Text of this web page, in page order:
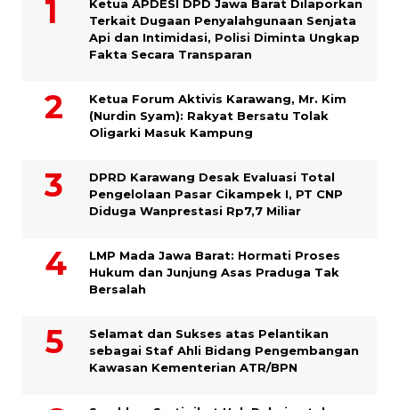
Ketua APDESI DPD Jawa Barat Dilaporkan
Terkait Dugaan Penyalahgunaan Senjata
Api dan Intimidasi, Polisi Diminta Ungkap
Fakta Secara Transparan
Ketua Forum Aktivis Karawang, Mr. Kim
(Nurdin Syam): Rakyat Bersatu Tolak
Oligarki Masuk Kampung
DPRD Karawang Desak Evaluasi Total
Pengelolaan Pasar Cikampek I, PT CNP
Diduga Wanprestasi Rp7,7 Miliar
LMP Mada Jawa Barat: Hormati Proses
Hukum dan Junjung Asas Praduga Tak
Bersalah
Selamat dan Sukses atas Pelantikan
sebagai Staf Ahli Bidang Pengembangan
Kawasan Kementerian ATR/BPN